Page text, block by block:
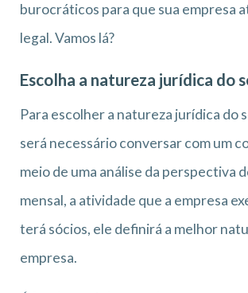
burocráticos para que sua empresa
legal. Vamos lá?
Escolha a natureza jurídica do
Para escolher a natureza jurídica do
será necessário conversar com um
meio de uma análise da perspectiva
mensal, a atividade que a empresa
terá sócios, ele definirá a melhor
empresa.